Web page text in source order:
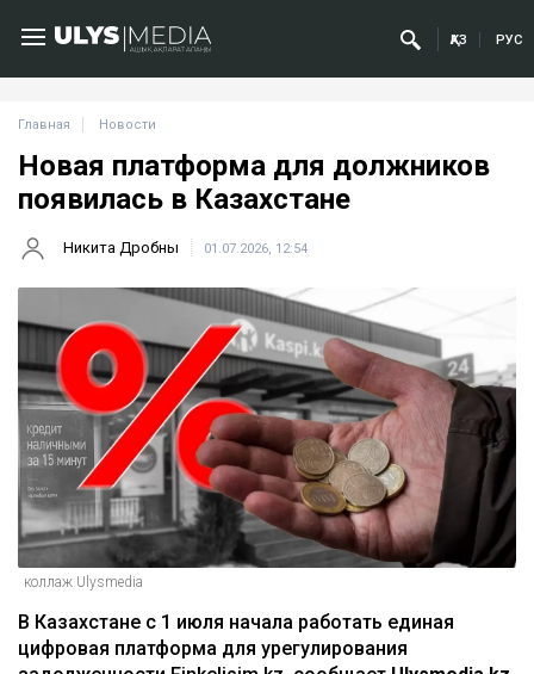
ҚАЗ РУС
Главная Новости
Новая платформа для должников
появилась в Казахстане
Никита Дробны 01.07.2026, 12:54
коллаж Ulysmedia
В Казахстане с 1 июля начала работать единая
цифровая платформа для урегулирования